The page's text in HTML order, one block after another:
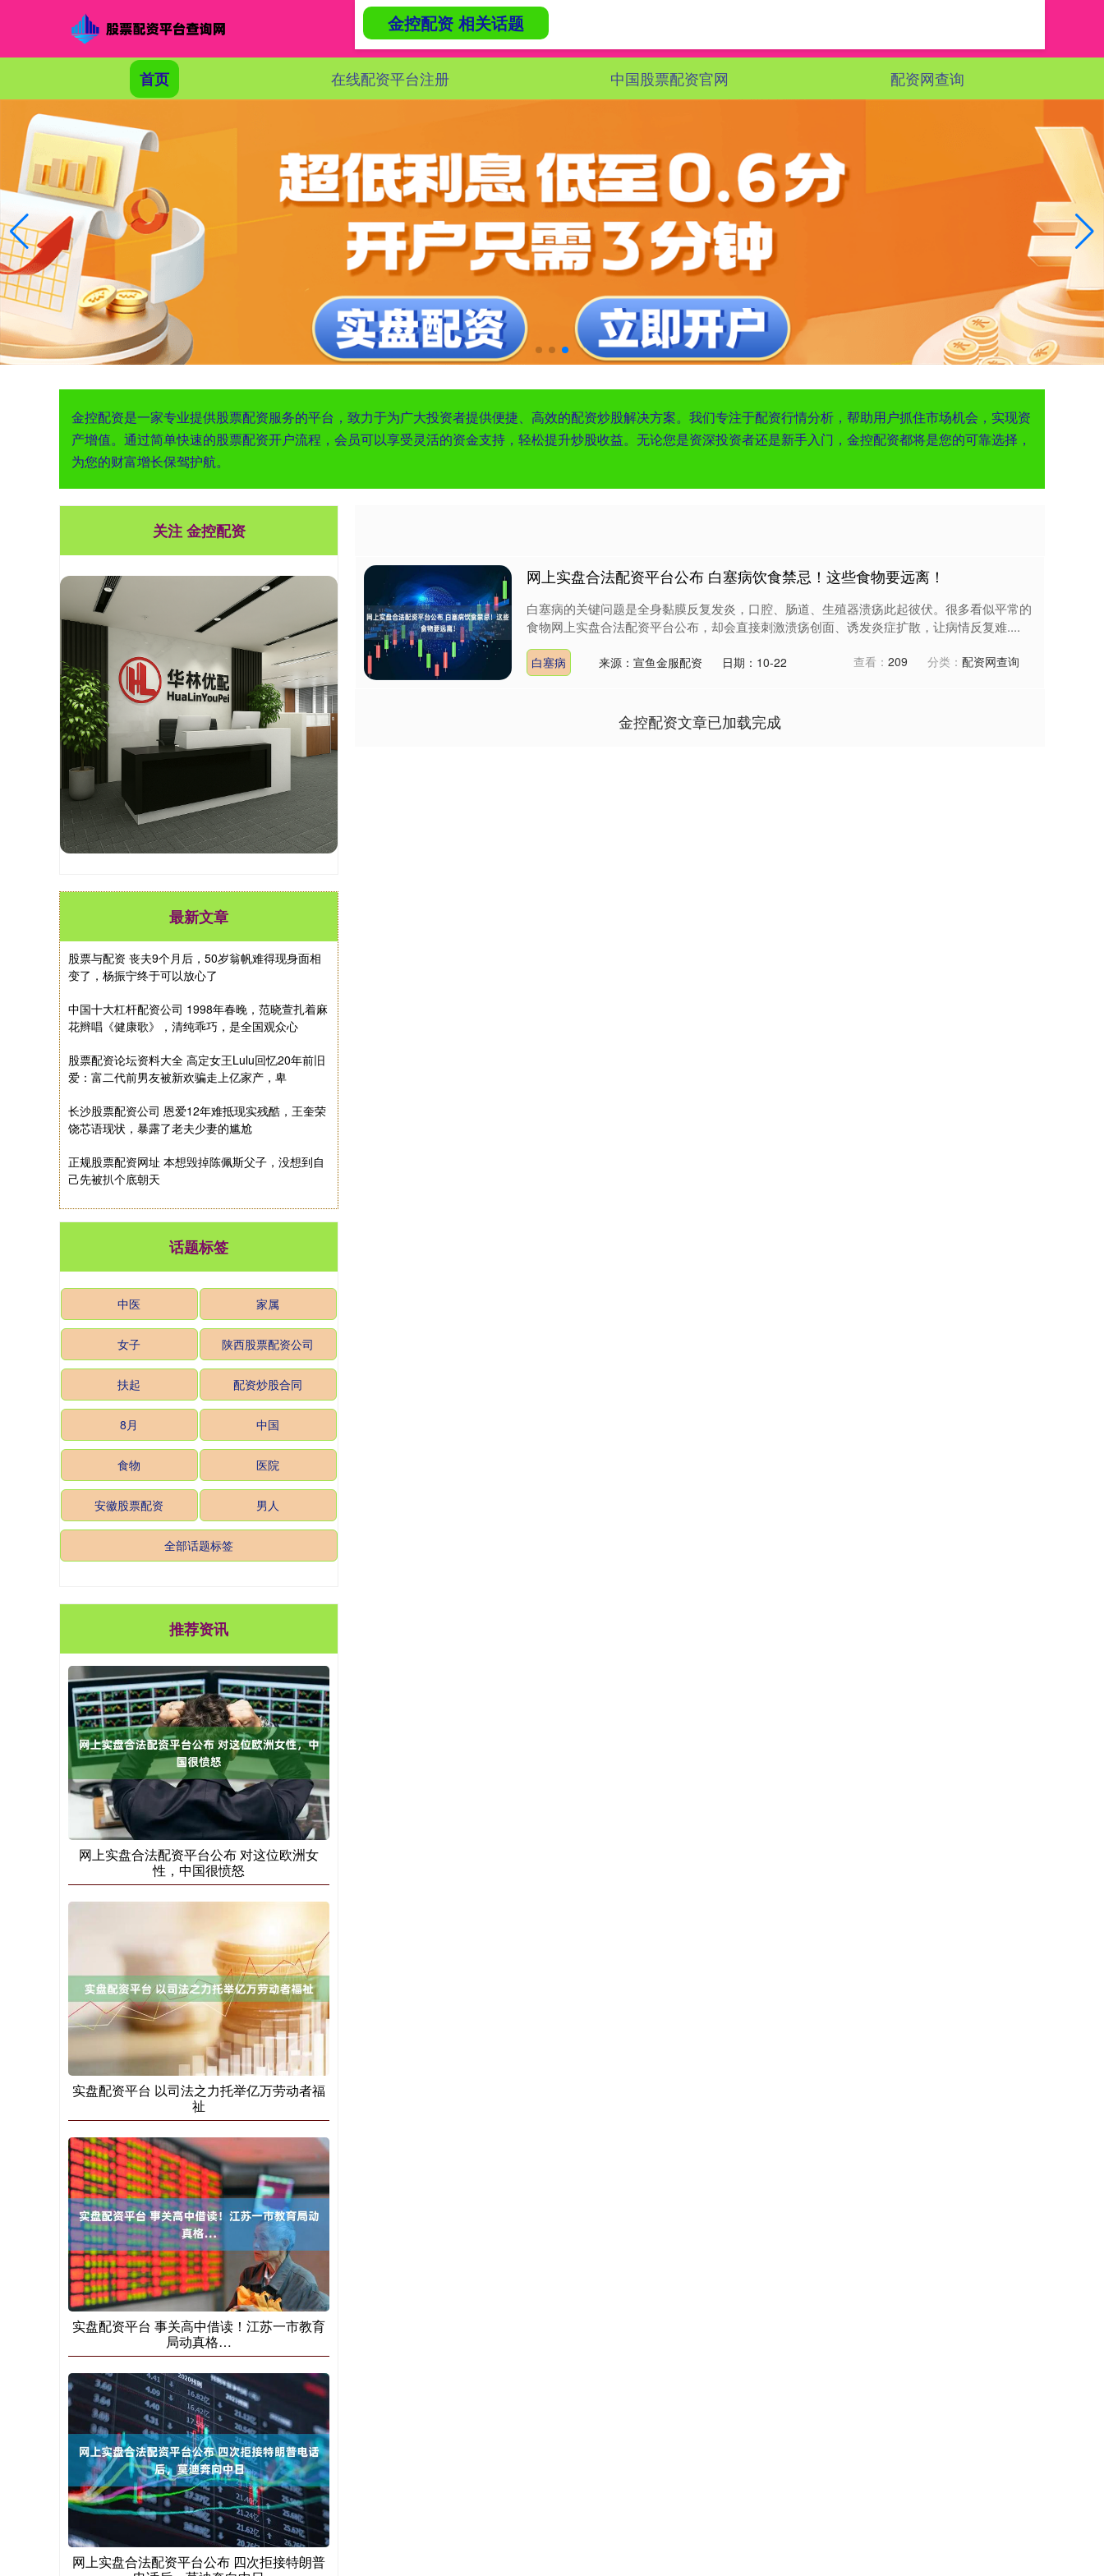
首页 在线配资平台注册 中国股票配资官网 配资网查询
金控配资是一家专业提供股票配资服务的平台，致力于为广大投资者提供便捷、高效的配资炒股解决方案。我们专注于配资行情分析，帮助用户抓住市场机会，实现资
产增值。通过简单快速的股票配资开户流程，会员可以享受灵活的资金支持，轻松提升炒股收益。无论您是资深投资者还是新手入门，金控配资都将是您的可靠选择，
为您的财富增长保驾护航。
金控配资 相关话题
网上实盘合法配资平台公布 白塞病饮食禁忌！这些食物要远离！
白塞病的关键问题是全身黏膜反复发炎，口腔、肠道、生殖器溃疡此起彼伏。很多看似平常的
食物网上实盘合法配资平台公布，却会直接刺激溃疡创面、诱发炎症扩散，让病情反复难....
白塞病 来源：宣鱼金服配资 日期：10-22 查看： 209 分类： 配资网查询
金控配资文章已加载完成
关注 金控配资
最新文章
股票与配资 丧夫9个月后，50岁翁帆难得现身面相
变了，杨振宁终于可以放心了
中国十大杠杆配资公司 1998年春晚，范晓萱扎着麻
花辫唱《健康歌》，清纯乖巧，是全国观众心
股票配资论坛资料大全 高定女王Lulu回忆20年前旧
爱：富二代前男友被新欢骗走上亿家产，卑
长沙股票配资公司 恩爱12年难抵现实残酷，王奎荣
饶芯语现状，暴露了老夫少妻的尴尬
正规股票配资网址 本想毁掉陈佩斯父子，没想到自
己先被扒个底朝天
话题标签
中医 家属
女子 陕西股票配资公司
扶起 配资炒股合同
8月 中国
食物 医院
安徽股票配资 男人
全部话题标签
推荐资讯
网上实盘合法配资平台公布 对这位欧洲女
性，中国很愤怒
实盘配资平台 以司法之力托举亿万劳动者福
祉
实盘配资平台 事关高中借读！江苏一市教育
局动真格…
网上实盘合法配资平台公布 四次拒接特朗普